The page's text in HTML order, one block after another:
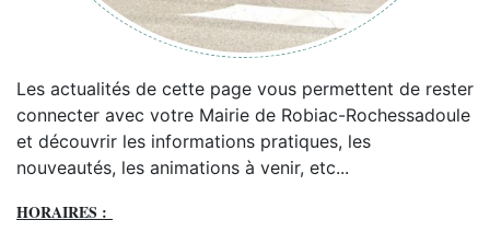
Les actualités de cette page vous permettent de rester
connecter avec votre Mairie de Robiac-Rochessadoule
et découvrir les informations pratiques, les
nouveautés, les animations à venir, etc...
HORAIRES :